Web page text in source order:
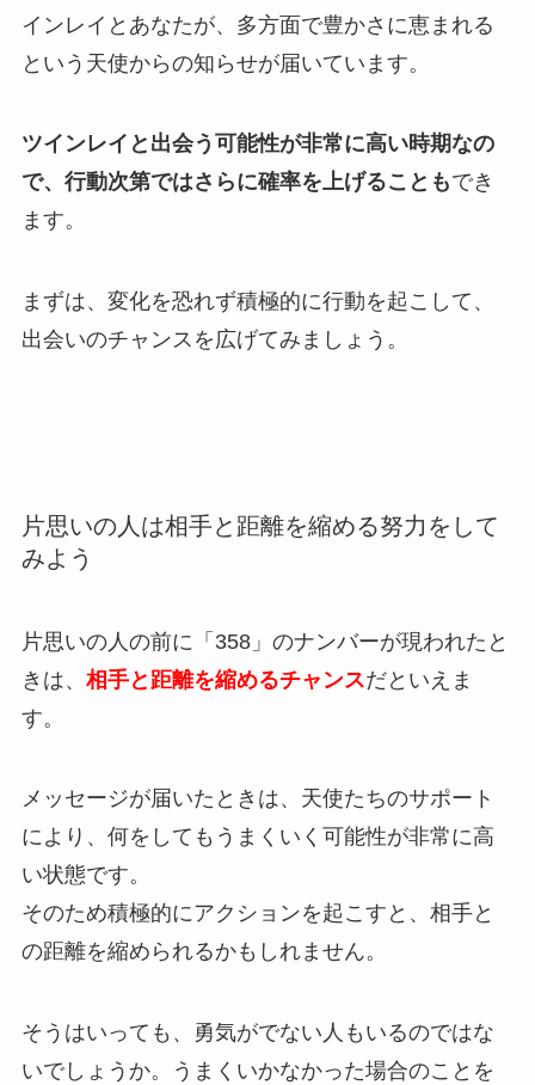
インレイとあなたが、多方面で豊かさに恵まれる
という天使からの知らせが届いています。
ツインレイと出会う可能性が非常に高い時期なの
で、行動次第ではさらに確率を上げることもでき
ます。
まずは、変化を恐れず積極的に行動を起こして、
出会いのチャンスを広げてみましょう。
片思いの人は相手と距離を縮める努力をして
みよう
片思いの人の前に「358」のナンバーが現われたと
きは、 相手と距離を縮めるチャンスだといえま
す。
メッセージが届いたときは、天使たちのサポート
により、何をしてもうまくいく可能性が非常に高
い状態です。
そのため積極的にアクションを起こすと、相手と
の距離を縮められるかもしれません。
そうはいっても、勇気がでない人もいるのではな
いでしょうか。うまくいかなかった場合のことを